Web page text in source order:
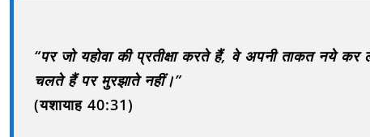
“पर जो यहोवा की प्रतीक्षा करते हैं, वे अपनी ताकत नये
चलते हैं पर मुरझाते नहीं।”
(यशायाह 40:31)